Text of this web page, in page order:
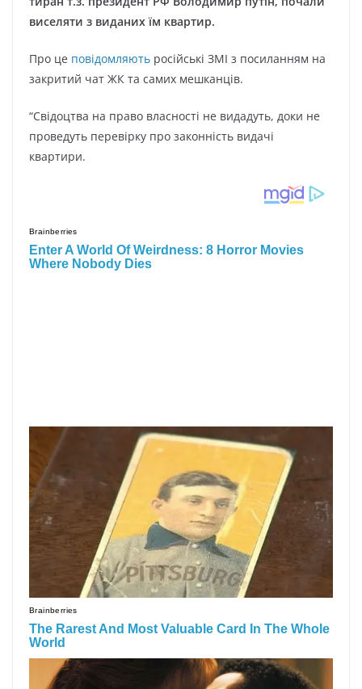
виселяти з виданих їм квартир.
Про це повідомляють російські ЗМІ з посиланням на
закритий чат ЖК та самих мешканців.
“Свідоцтва на право власності не видадуть, доки не
проведуть перевірку про законність видачі
квартири.